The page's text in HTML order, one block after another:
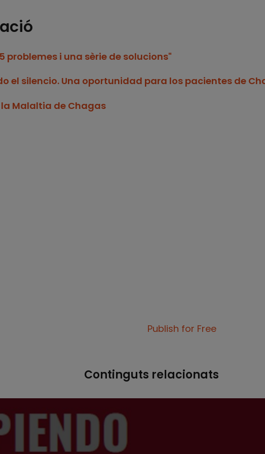
problemes i una sèrie de solucions"
el silencio. Una oportunidad para los pacientes de
Malaltia de Chagas
Publish for Free
Continguts relacionats